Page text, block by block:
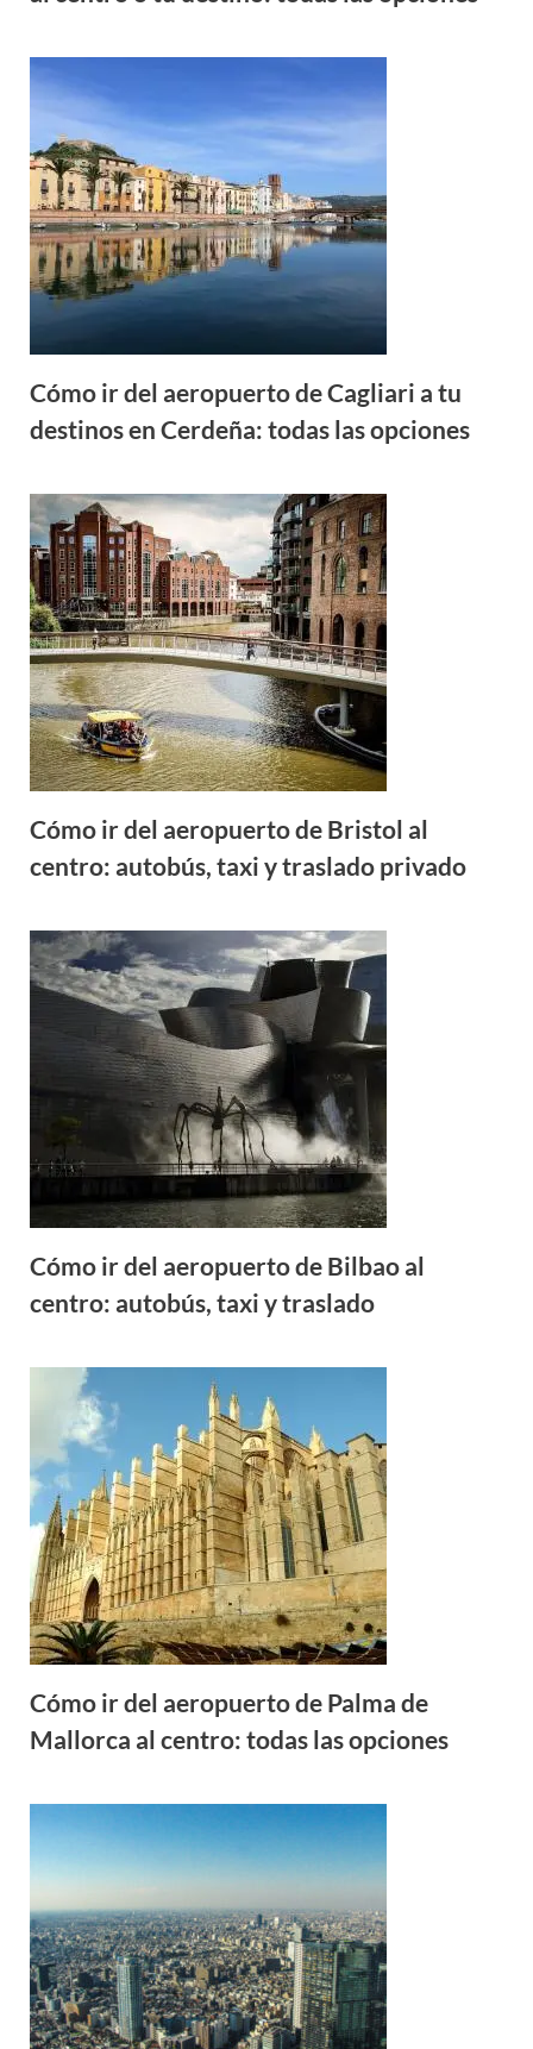
Cómo ir del aeropuerto de Cagliari a tu
destinos en Cerdeña: todas las opciones
Cómo ir del aeropuerto de Bristol al
centro: autobús, taxi y traslado privado
Cómo ir del aeropuerto de Bilbao al
centro: autobús, taxi y traslado
Cómo ir del aeropuerto de Palma de
Mallorca al centro: todas las opciones